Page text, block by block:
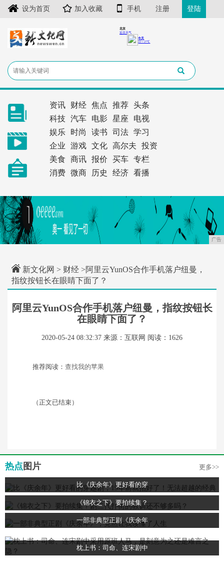
设为首页 加入收藏 手机 注册 登陆
资讯 财经 焦点 推荐
头条
科技
汽车 电影 星座
电视
娱乐
时尚 读书 司法
学习
企业
游戏 文化 高尔夫
投资
美食
商讯 报价 买车
专栏
消费
微商 历史 经济 看播
广告
新文化网 > 财经 >阿里云YunOS合作手机落户纽曼，
指纹按钮长在眼睛下面了？
阿里云YunOS合作手机落户纽曼，指纹按钮长
在眼睛下面了？
2020-05-24 08:32:37 来源：互联网 阅读：1626
推荐阅读： 查找我的苹果
（正文已结束）
热点 图片 更多>>
比《庆余年》更好看的穿
《锦衣之下》要拍续集？
一部非典型正剧《庆余年
枕上书：司命、连宋剧中